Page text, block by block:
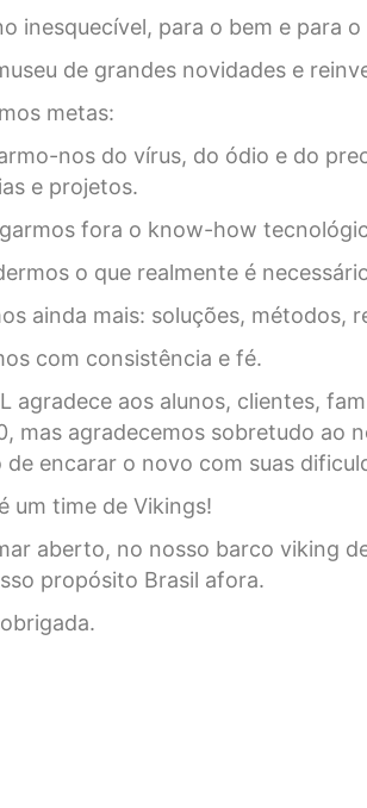
inesquecível, para o bem e para o
de grandes novidades e
metas:
nos do vírus, do ódio e do
e projetos.
fora o know-how
o que realmente é
ainda mais: soluções, métodos,
com consistência e fé.
agradece aos alunos, clientes,
mas agradecemos sobretudo ao
de encarar o novo com suas
um time de Vikings!
aberto, no nosso barco viking
propósito Brasil afora.